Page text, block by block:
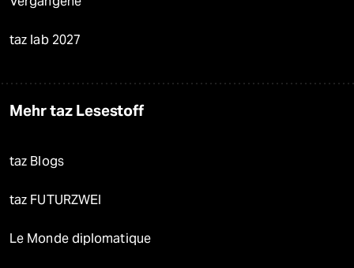
taz lab 2027
Mehr taz Lesestoff
taz Blogs
taz FUTURZWEI
Le Monde diplomatique